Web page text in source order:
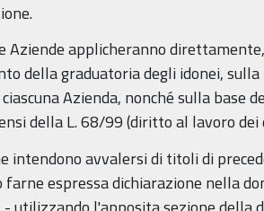
Aziende applicheranno
della graduatoria degli idonei,
Azienda, nonché sulla base
della L. 68/99 (diritto al lavoro dei
intendono avvalersi di titoli di
farne espressa dichiarazione nella